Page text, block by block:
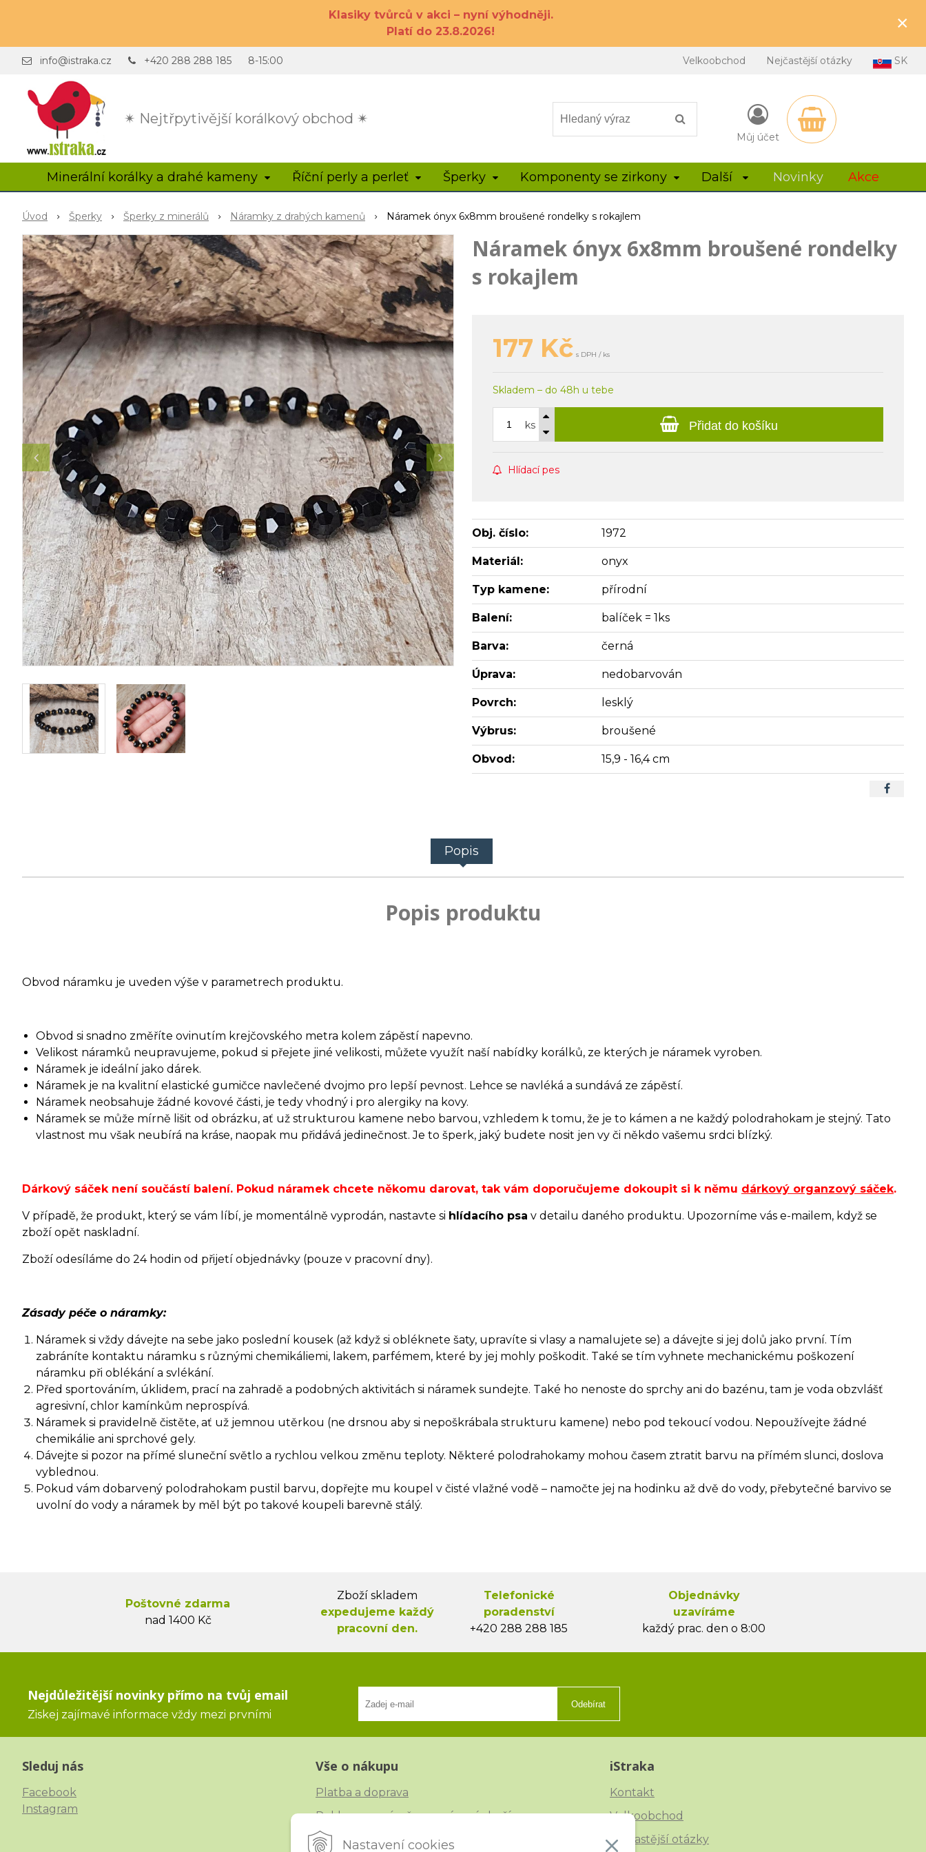
Nastavení cookies
Klasiky tvůrců v akci – nyní výhodněji.
Platí do 23.8.2026!
×
✴ Nejtřpytivější korálkový obchod ✴
info@istraka.cz +420 288 288 185 8-15:00 Velkoobchod Nejčastější otázky SK
Můj účet
Minerální korálky a drahé kameny Říční perly a perleť Šperky Komponenty se zirkony Další Novinky Akce
Úvod Šperky Šperky z minerálů Náramky z drahých kamenů Náramek ónyx 6x8mm broušené rondelky s rokajlem
Náramek ónyx 6x8mm broušené rondelky
s rokajlem
177 Kč s DPH / ks
Skladem – do 48h u tebe
ks Přidat do košíku
Hlídací pes
Obj. číslo: 1972
Materiál: onyx
Typ kamene: přírodní
Balení: balíček = 1ks
Barva: černá
Úprava: nedobarvován
Povrch: lesklý
Výbrus: broušené
Obvod: 15,9 - 16,4 cm
Popis
Popis produktu
Obvod náramku je uveden výše v parametrech produktu.
Obvod si snadno změříte ovinutím krejčovského metra kolem zápěstí napevno.
Velikost náramků neupravujeme, pokud si přejete jiné velikosti, můžete využít naší nabídky korálků, ze kterých je náramek vyroben.
Náramek je ideální jako dárek.
Náramek je na kvalitní elastické gumičce navlečené dvojmo pro lepší pevnost. Lehce se navléká a sundává ze zápěstí.
Náramek neobsahuje žádné kovové části, je tedy vhodný i pro alergiky na kovy.
Náramek se může mírně lišit od obrázku, ať už strukturou kamene nebo barvou, vzhledem k tomu, že je to kámen a ne každý polodrahokam je stejný. Tato
vlastnost mu však neubírá na kráse, naopak mu přidává jedinečnost. Je to šperk, jaký budete nosit jen vy či někdo vašemu srdci blízký.
Dárkový sáček není součástí balení. Pokud náramek chcete někomu darovat, tak vám doporučujeme dokoupit si k němu dárkový organzový sáček.
V případě, že produkt, který se vám líbí, je momentálně vyprodán, nastavte si hlídacího psa v detailu daného produktu. Upozorníme vás e-mailem, když se
zboží opět naskladní.
Zboží odesíláme do 24 hodin od přijetí objednávky (pouze v pracovní dny).
Zásady péče o náramky:
Náramek si vždy dávejte na sebe jako poslední kousek (až když si obléknete šaty, upravíte si vlasy a namalujete se) a dávejte si jej dolů jako první. Tím
zabráníte kontaktu náramku s různými chemikáliemi, lakem, parfémem, které by jej mohly poškodit. Také se tím vyhnete mechanickému poškození
náramku při oblékání a svlékání.
Před sportováním, úklidem, prací na zahradě a podobných aktivitách si náramek sundejte. Také ho nenoste do sprchy ani do bazénu, tam je voda obzvlášť
agresivní, chlor kamínkům neprospívá.
Náramek si pravidelně čistěte, ať už jemnou utěrkou (ne drsnou aby si nepoškrábala strukturu kamene) nebo pod tekoucí vodou. Nepoužívejte žádné
chemikálie ani sprchové gely.
Dávejte si pozor na přímé sluneční světlo a rychlou velkou změnu teploty. Některé polodrahokamy mohou časem ztratit barvu na přímém slunci, doslova
vyblednou.
Pokud vám dobarvený polodrahokam pustil barvu, dopřejte mu koupel v čisté vlažné vodě – namočte jej na hodinku až dvě do vody, přebytečné barvivo se
uvolní do vody a náramek by měl být po takové koupeli barevně stálý.
Poštovné zdarma
nad 1400 Kč
Zboží skladem
expedujeme každý
pracovní den.
Telefonické
poradenství
+420 288 288 185
Objednávky
uzavíráme
každý prac. den o 8:00
Nejdůležitější novinky přímo na tvůj email
Ziskej zajímavé informace vždy mezi prvními
Odebírat
Sleduj nás
Facebook
Instagram
Vše o nákupu
Platba a doprava
Reklamace, výměna a vrácení zboží
Obchodní podmínky
iStraka
Kontakt
Velkoobchod
Nejčastější otázky